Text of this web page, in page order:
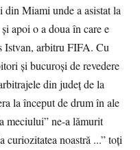
Miami unde a asistat la
apoi o a doua în care e
Istvan, arbitru FIFA. Cu
și bucuroși de revedere
din județ de la
la început de drum în ale
meciului” ne-a lămurit
curiozitatea noastră ...” toți